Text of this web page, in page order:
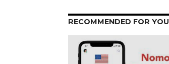
RECOMMENDED FOR YOU